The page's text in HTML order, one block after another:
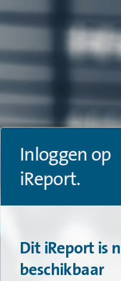
Inloggen op
iReport.
Dit iReport is
beschikbaar